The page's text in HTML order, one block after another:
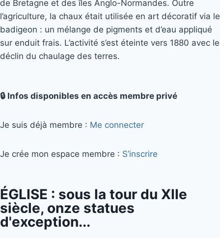
de Bretagne et des îles Anglo-Normandes. Outre
l’agriculture, la chaux était utilisée en art décoratif via le
badigeon : un mélange de pigments et d’eau appliqué
sur enduit frais. L’activité s’est éteinte vers 1880 avec le
déclin du chaulage des terres.
🔒 Infos disponibles en accès membre privé
Je suis déjà membre : Me connecter
Je crée mon espace membre : S’inscrire
ÉGLISE : sous la tour du XIIe
siècle, onze statues
d'exception...